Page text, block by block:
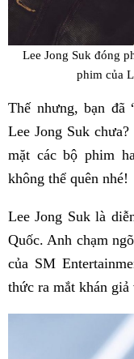
Lee Jong Suk đóng
phim của
Thế nhưng, bạn đã
Lee Jong Suk
mặt các bộ phim
không thể quên nhé!
Lee Jong Suk là
Quốc. Anh chạm
của SM
thức ra mắt khán